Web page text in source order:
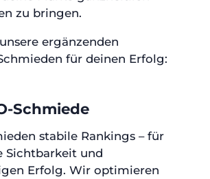
zu bringen.
ergänzenden
für deinen Erfolg:
Schmiede
stabile Rankings – für
Sichtbarkeit und
Erfolg. Wir optimieren